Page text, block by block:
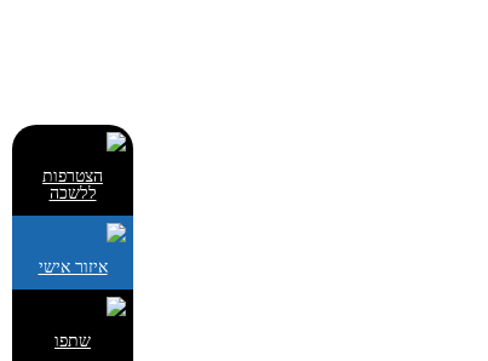
הצטרפות
ללשכה
איזור אישי
שתפו